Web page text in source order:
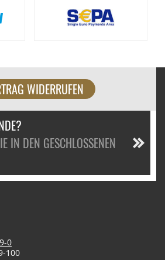
WIDERRUFEN
IN DEN GESCHLOSSENEN
0
100